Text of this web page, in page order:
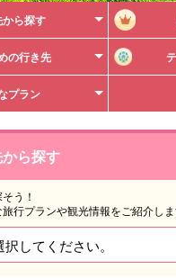
ら探す
の行き先
プラン
ら探す
う！
行プランや観光情報をご紹介しま